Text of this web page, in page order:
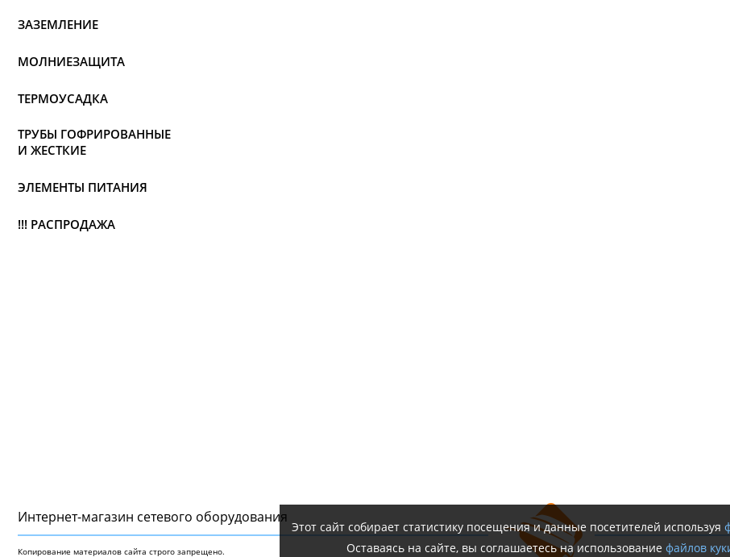
ЗАЗЕМЛЕНИЕ
МОЛНИЕЗАЩИТА
ТЕРМОУСАДКА
ТРУБЫ ГОФРИРОВАННЫЕ
И ЖЕСТКИЕ
ЭЛЕМЕНТЫ ПИТАНИЯ
!!! РАСПРОДАЖА
Интернет-магазин сетeвого оборудования
Копирование материалов сайта строго запрещено.
Этот сайт собирает статистику посещения и данные посетителей используя
Оставаясь на сайте, вы соглашаетесь на использование файлов